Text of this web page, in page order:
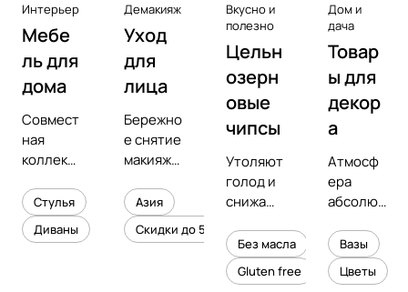
Интерьер
Мебе
ль для
дома
Совмест
ная
коллекц
предмет
ным
дизайне
Стулья
Диваны
Демакияж
Уход
для
лица
Бережно
е снятие
макияжа
увлажне
ние
кожи
Азия
Скидки до 50%
Вкусно и
полезно
Цельн
озерн
овые
чипсы
Утоляют
голод и
снижают
холесте
рина
Без масла
Gluten free
Дом и
дача
Товар
ы для
декор
а
Атмосф
ера
абсолют
уюта в
вашем
интерье
Вазы
Цветы